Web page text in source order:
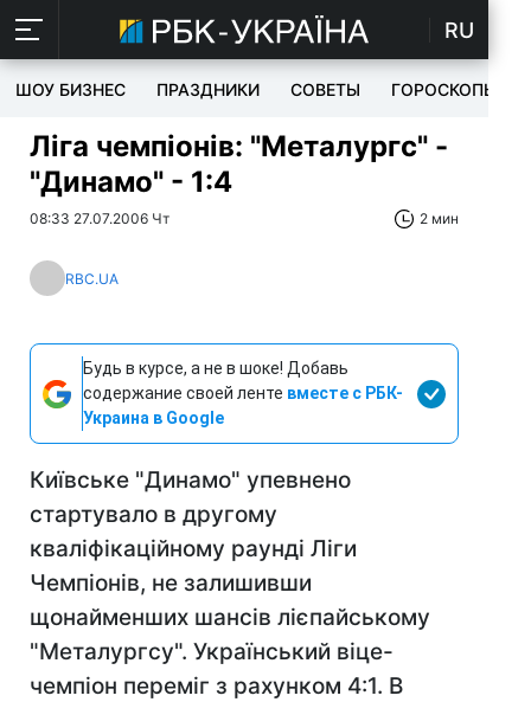
RU
ШОУ БИЗНЕС ПРАЗДНИКИ СОВЕТЫ ГОРОСКОПЫ
Ліга чемпіонів: "Металургс" -
"Динамо" - 1:4
08:33 27.07.2006 Чт 2 мин
RBC.UA
Будь в курсе, а не в шоке! Добавь
содержание своей ленте вместе с РБК-
Украина в Google
Київське "Динамо" упевнено
стартувало в другому
кваліфікаційному раунді Ліги
Чемпіонів, не залишивши
щонайменших шансів лієпайському
"Металургсу". Український віце-
чемпіон переміг з рахунком 4:1. В